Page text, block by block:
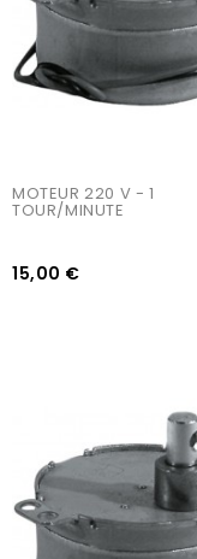
MOTEUR 220 V - 1
TOUR/MINUTE
15,00 €